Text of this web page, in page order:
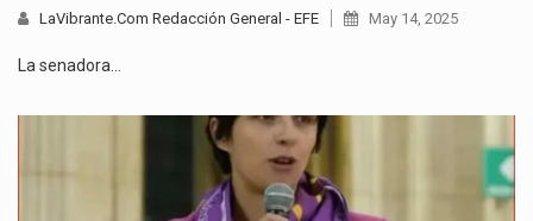
LaVibrante.Com Redacción General - EFE May 14, 2025
La senadora…